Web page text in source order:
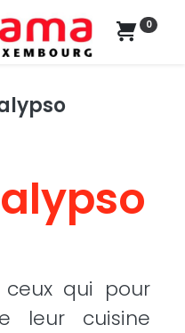
0
qui pour
leur cuisine